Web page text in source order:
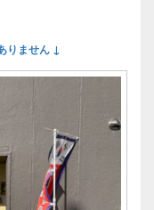
りません ↓